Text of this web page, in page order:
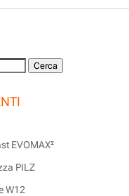
Cerca
EVOMAX²
PILZ
W12